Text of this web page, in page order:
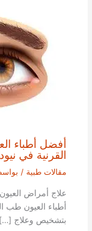
أفضل أطباء
القرنية في
مقالات طبية /
علاج أمراض
أطباء العيون
بتشخيص وعلاج […]